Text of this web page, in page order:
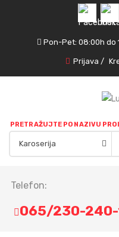
Pon-Pet: 08:00h do
Prijava /
PRETRAŽUJTE PO NAZIVU
Telefon:
065/230-240-